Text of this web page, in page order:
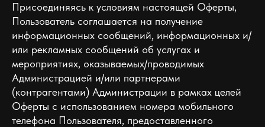
Присоединяясь к условиям настоящей Оферты,
Пользователь соглашается на получение
информационных сообщений, информационных и/
или рекламных сообщений об услугах и
мероприятиях, оказываемых/проводимых
Администрацией и/или партнерами
(контрагентами) Администрации в рамках целей
Оферты c использованием номера мобильного
телефона Пользователя, предоставленного